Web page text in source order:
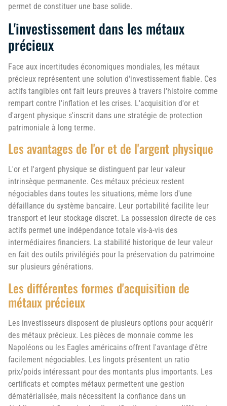
permet de constituer une base solide.
L'investissement dans les métaux
précieux
Face aux incertitudes économiques mondiales, les métaux
précieux représentent une solution d'investissement fiable. Ces
actifs tangibles ont fait leurs preuves à travers l'histoire comme
rempart contre l'inflation et les crises. L'acquisition d'or et
d'argent physique s'inscrit dans une stratégie de protection
patrimoniale à long terme.
Les avantages de l'or et de l'argent physique
L'or et l'argent physique se distinguent par leur valeur
intrinsèque permanente. Ces métaux précieux restent
négociables dans toutes les situations, même lors d'une
défaillance du système bancaire. Leur portabilité facilite leur
transport et leur stockage discret. La possession directe de ces
actifs permet une indépendance totale vis-à-vis des
intermédiaires financiers. La stabilité historique de leur valeur
en fait des outils privilégiés pour la préservation du patrimoine
sur plusieurs générations.
Les différentes formes d'acquisition de
métaux précieux
Les investisseurs disposent de plusieurs options pour acquérir
des métaux précieux. Les pièces de monnaie comme les
Napoléons ou les Eagles américains offrent l'avantage d'être
facilement négociables. Les lingots présentent un ratio
prix/poids intéressant pour des montants plus importants. Les
certificats et comptes métaux permettent une gestion
dématérialisée, mais nécessitent la confiance dans un